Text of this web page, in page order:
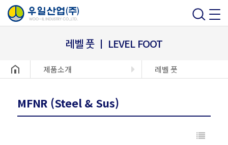
레벨 풋 ㅣ LEVEL FOOT
헤더설정 제품소개 레벨 풋
MFNR (Steel & Sus)